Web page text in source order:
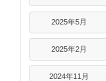
2025年5月
2025年2月
2024年11月